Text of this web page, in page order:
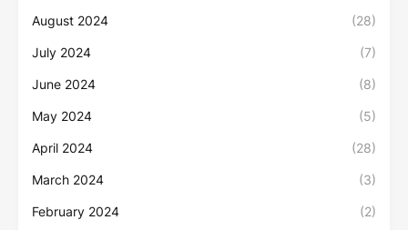
August 2024 (28)
July 2024 (7)
June 2024 (8)
May 2024 (5)
April 2024 (28)
March 2024 (3)
February 2024 (2)